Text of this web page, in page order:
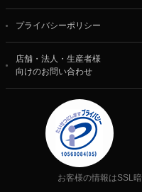
プライバシーポリシー
店舗・法人・生産者様
向けのお問い合わせ
お客様の情報はSSL